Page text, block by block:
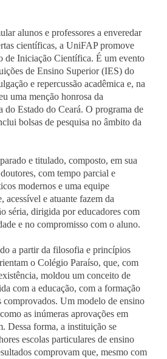
alunos e professores a enveredar
científicas, a UniFAP promove
de Iniciação Científica. É um evento
de Ensino Superior (IES) do
e repercussão acadêmica e, na
uma menção honrosa da
do Estado do Ceará. O programa de
bolsas de pesquisa no âmbito da
e titulado, composto, em sua
com tempo parcial e
modernos e uma equipe
acessível e atuante fazem da
séria, dirigida por educadores com
e no compromisso com o aluno.
a partir da filosofia e princípios
o Colégio Paraíso, que, com
moldou um conceito de
com a educação, com a formação
comprovados. Um modelo de ensino
as inúmeras aprovações em
Dessa forma, a instituição se
escolas particulares de ensino
comprovam que, mesmo com